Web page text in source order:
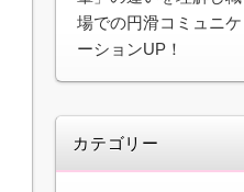
場での円滑コミュニケ
ーションUP！
カテゴリー